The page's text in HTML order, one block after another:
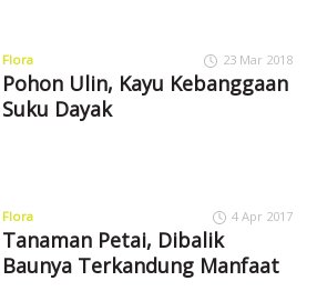
Flora 23 Mar 2018
Pohon Ulin, Kayu Kebanggaan
Suku Dayak
Flora 4 Apr 2017
Tanaman Petai, Dibalik
Baunya Terkandung Manfaat